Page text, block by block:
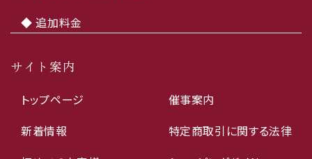
◆ 追加料金
サイト案内
トップページ
催事案内
新着情報
特定商取引に関する法律